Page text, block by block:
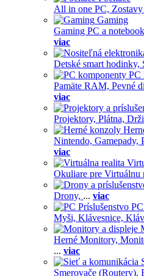
All in one PC,
Gaming
Gaming PC a
viac
Detské smart hodinky,
PC
Pamäte RAM, Pevné
viac
Projektory, Plátna,
Nintendo, Gamepady,
viac
Okuliare pre Virtuálnu
Drony, ... viac
Myši, Klávesnice,
Herné Monitory,
... viac
Smerovače (Routery),